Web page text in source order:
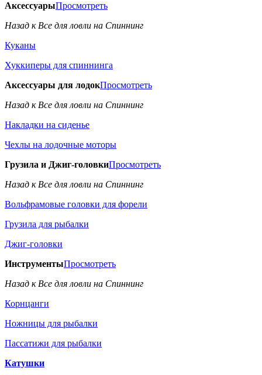
АксессуарыПросмотреть
Назад к Все для ловли на Спиннинг
Куканы
Хуккиперы для спиннинга
Аксессуары для лодокПросмотреть
Назад к Все для ловли на Спиннинг
Накладки на сиденье
Чехлы на лодочные моторы
Грузила и Джиг-головкиПросмотреть
Назад к Все для ловли на Спиннинг
Вольфрамовые головки для форели
Грузила для рыбалки
Джиг-головки
ИнструментыПросмотреть
Назад к Все для ловли на Спиннинг
Корнцанги
Ножницы для рыбалки
Пассатижи для рыбалки
Катушки